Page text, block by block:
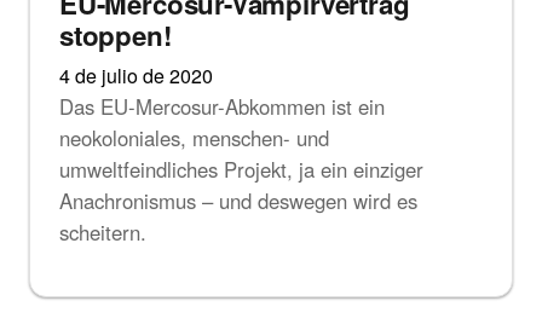
stoppen!
4 de julio de 2020
Das EU-Mercosur-Abkommen ist ein
neokoloniales, menschen- und
umweltfeindliches Projekt, ja ein einziger
Anachronismus – und deswegen wird es
scheitern.